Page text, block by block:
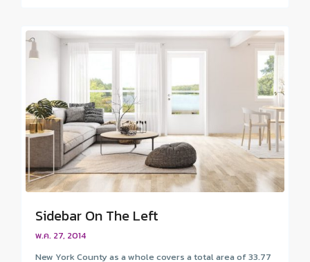
Sidebar On The Left
พ.ค. 27, 2014
New York County as a whole covers a total area of 33.77